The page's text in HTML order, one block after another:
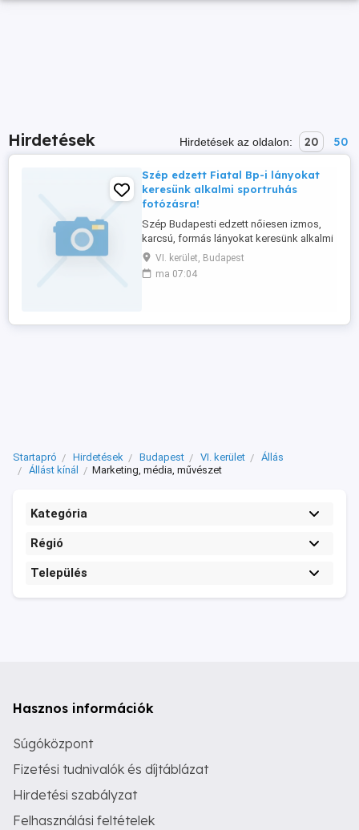
Hirdetések Hirdetések az oldalon: 20 50
Szép edzett Fiatal Bp-i lányokat
keresünk alkalmi sportruhás
fotózásra!
Szép Budapesti edzett nőiesen izmos,
karcsú, formás lányokat keresünk alkalmi
és sport ruházati fotózásokra!
Budapesten! 20 - 28 év közötti szép bőrű
és arcú lányokat keresünk. Olyan lányokat
legyél. Barátnők, testvérek, ...
VI. kerület, Budapest
ma 07:04
Startapró Hirdetések Budapest VI. kerület
Állás
Állást kínál
Marketing, média, művészet
Kategória
Régió
Település
Hasznos információk
Súgóközpont
Fizetési tudnivalók és díjtáblázat
Hirdetési szabályzat
Felhasználási feltételek